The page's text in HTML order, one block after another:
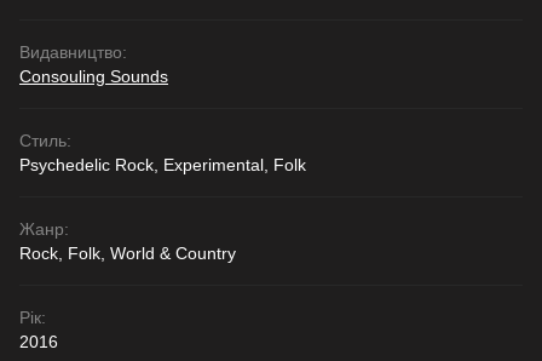
Видавництво:
Consouling Sounds
Стиль:
Psychedelic Rock, Experimental, Folk
Жанр:
Rock, Folk, World & Country
Рік:
2016